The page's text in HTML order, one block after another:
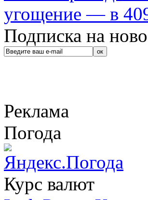
угощение — в
Подписка на
Реклама
Погода
Курс валют